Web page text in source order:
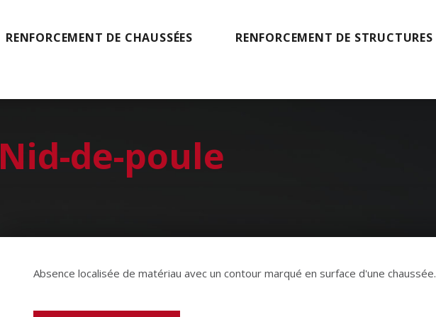
RENFORCEMENT DE CHAUSSÉES RENFORCEMENT DE STRUCTURES
Nid-de-poule
Absence localisée de matériau avec un contour marqué en surface d'une chaussée.